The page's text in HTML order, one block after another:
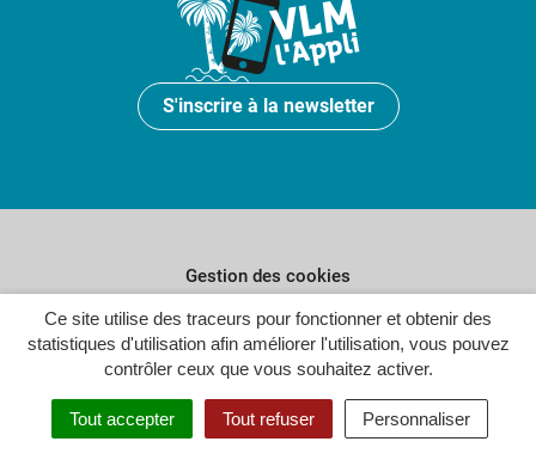
Ce site utilise des traceurs pour fonctionner et obtenir des
statistiques d'utilisation afin améliorer l'utilisation, vous pouvez
contrôler ceux que vous souhaitez activer.
Tout accepter Tout refuser Personnaliser
S'inscrire à la newsletter
Gestion des cookies
Plan du site
Politique de confidentialité
Crédits